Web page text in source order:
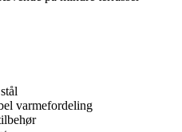
varmefordeling